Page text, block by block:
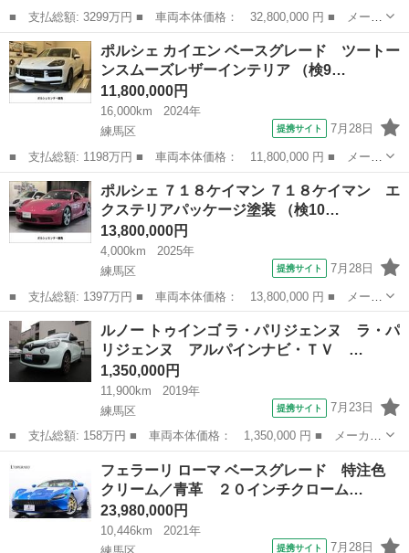
■ 支払総額: 3299万円 ■ 車両本体価格： 32,800,000 円 ■ メーカ
ー名： ポルシェ ■ 車種名： ９１１ ■ グレード名： ９１１タ
ーボＳ ヘリテージデザインパッケージクラシック ■ 排気量：
3700...
東京 練馬区
ポルシェ カイエン ベースグレード ツートー
ンスムーズレザーインテリア （検9…
11,800,000円
16,000km
2024年
練馬区
提携サイト 7月28日
■ 支払総額: 1198万円 ■ 車両本体価格： 11,800,000 円 ■ メーカ
ー名： ポルシェ ■ 車種名： カイエン ■ グレード名： ベース
グレード ツートーンスムーズレザーインテリア ■ 排気量：
3000c...
東京 練馬区
ポルシェ ７１８ケイマン ７１８ケイマン エ
クステリアパッケージ塗装 （検10…
13,800,000円
4,000km
2025年
練馬区
提携サイト 7月28日
■ 支払総額: 1397万円 ■ 車両本体価格： 13,800,000 円 ■ メーカ
ー名： ポルシェ ■ 車種名： ７１８ケイマン ■ グレード名：
７１８ケイマン エクステリアパッケージ塗装 ■ 排気量：
2000cc...
東京 練馬区 その他
ルノー トゥインゴ ラ・パリジェンヌ ラ・パ
リジェンヌ アルパインナビ・ＴＶ …
1,350,000円
11,900km
2019年
練馬区
提携サイト 7月23日
■ 支払総額: 158万円 ■ 車両本体価格： 1,350,000 円 ■ メーカー
名： ルノー ■ 車種名： トゥインゴ ■ グレード名： ラ・パリ
ジェンヌ ラ・パリジェンヌ アルパインナビ・ＴＶ バックカメ
ラ 限定１７...
フェラーリ ローマ ベースグレード 特注色
クリーム／青革 ２０インチクローム…
23,980,000円
10,446km
2021年
提携サイト 7月28日